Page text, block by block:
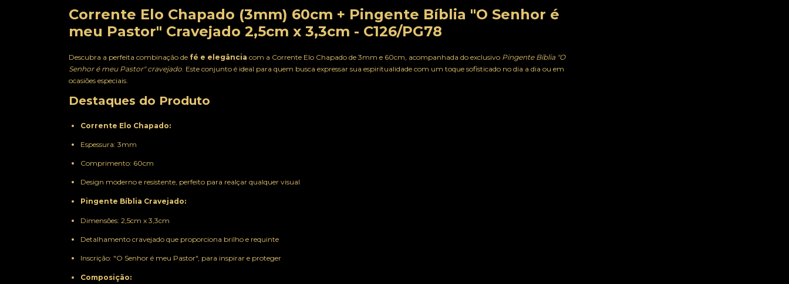
Corrente Elo Chapado (3mm) 60cm + Pingente Bíblia "O Senhor é
meu Pastor" Cravejado 2,5cm x 3,3cm - C126/PG78
Descubra a perfeita combinação de fé e elegância com a Corrente Elo Chapado de 3mm e 60cm, acompanhada do exclusivo Pingente Bíblia "O
Senhor é meu Pastor" cravejado . Este conjunto é ideal para quem busca expressar sua espiritualidade com um toque sofisticado no dia a dia ou em
ocasiões especiais.
Destaques do Produto
Corrente Elo Chapado:
Espessura: 3mm
Comprimento: 60cm
Design moderno e resistente, perfeito para realçar qualquer visual
Pingente Bíblia Cravejado:
Dimensões: 2,5cm x 3,3cm
Detalhamento cravejado que proporciona brilho e requinte
Inscrição: "O Senhor é meu Pastor", para inspirar e proteger
Composição: